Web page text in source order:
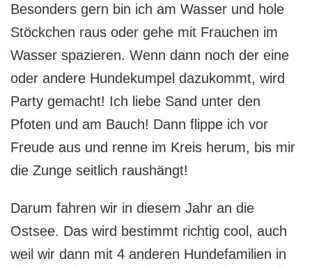
Besonders gern bin ich am Wasser und hole
Stöckchen raus oder gehe mit Frauchen im
Wasser spazieren. Wenn dann noch der eine
oder andere Hundekumpel dazukommt, wird
Party gemacht! Ich liebe Sand unter den
Pfoten und am Bauch! Dann flippe ich vor
Freude aus und renne im Kreis herum, bis mir
die Zunge seitlich raushängt!
Darum fahren wir in diesem Jahr an die
Ostsee. Das wird bestimmt richtig cool, auch
weil wir dann mit 4 anderen Hundefamilien in